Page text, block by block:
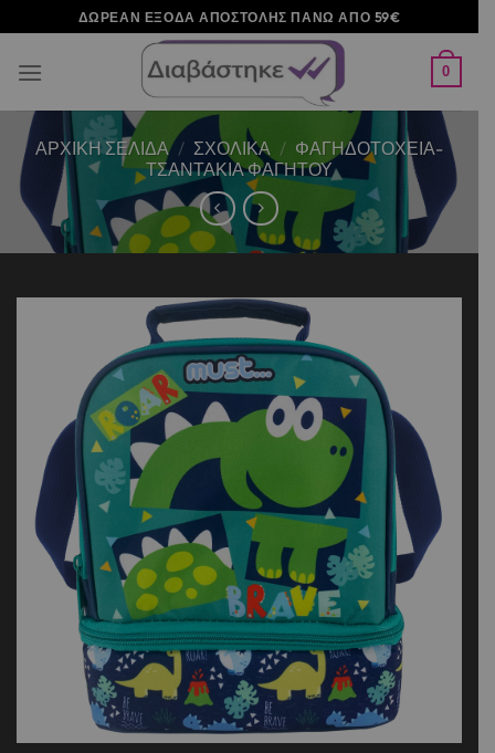
στο
περιεχόμενο
ΔΩΡΕΑΝ ΕΞΟΔΑ ΑΠΟΣΤΟΛΗΣ ΠΑΝΩ ΑΠΟ 59€
0
ΑΡΧΙΚΉ ΣΕΛΊΔΑ / ΣΧΟΛΙΚΑ / ΦΑΓΗΔΟΤΟΧΕΙΑ-
ΤΣΑΝΤΑΚΙΑ ΦΑΓΗΤΟΥ